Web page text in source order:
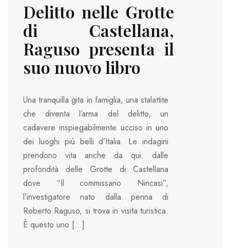
Delitto nelle Grotte
di Castellana,
Raguso presenta il
suo nuovo libro
Una tranquilla gita in famiglia, una stalattite
che diventa l’arma del delitto, un
cadavere inspiegabilmente ucciso in uno
dei luoghi più belli d’Italia. Le indagini
prendono vita anche da qui: dalle
profondità delle Grotte di Castellana
dove “Il commissario Nincasi”,
l’investigatore nato dalla penna di
Roberto Raguso, si trova in visita turistica.
È questo uno […]